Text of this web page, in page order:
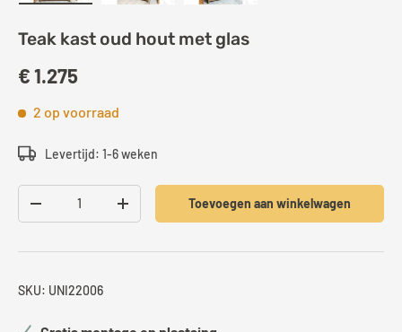
Teak kast oud hout met glas
€ 1.275
2 op voorraad
Levertijd: 1-6 weken
-
+ Toevoegen aan winkelwagen
SKU: UNI22006